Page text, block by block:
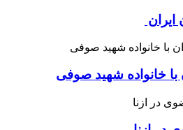
با خانواده شهید صوفی